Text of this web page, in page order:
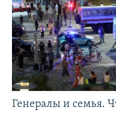
Генералы и семья.